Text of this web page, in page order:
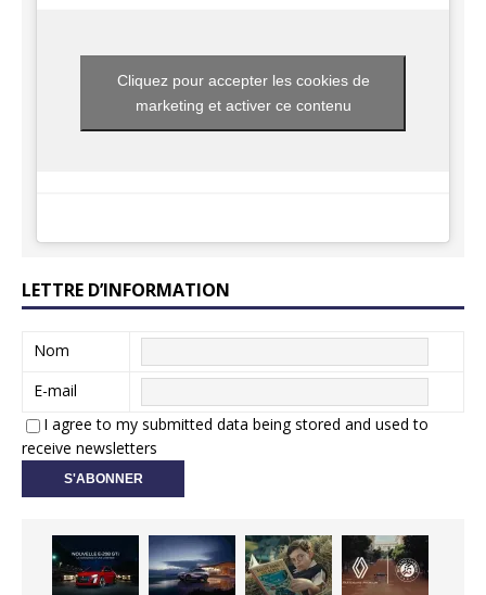
Cliquez pour accepter les cookies de
marketing et activer ce contenu
LETTRE D’INFORMATION
Nom
E-mail
I agree to my submitted data being stored and used to
receive newsletters